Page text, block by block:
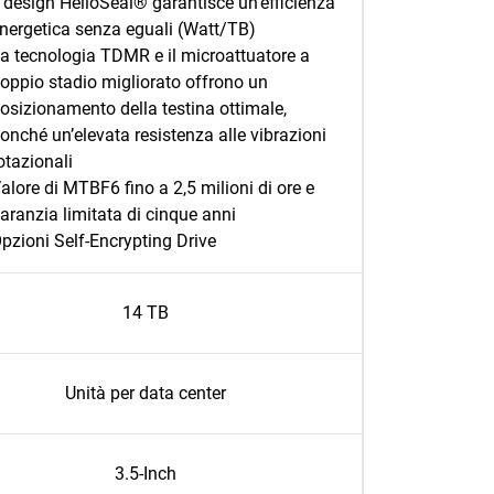
senza eguali (Watt/TB)
tecnologia TDMR e il microattuatore a
stadio migliorato offrono un
della testina ottimale,
un’elevata resistenza alle vibrazioni
di MTBF6 fino a 2,5 milioni di ore e
limitata di cinque anni
Self-Encrypting Drive
14 TB
Unità per data center
3.5-Inch